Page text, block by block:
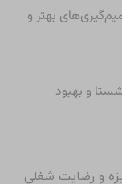
بهتر و
و بهبود
و رضایت شغلی